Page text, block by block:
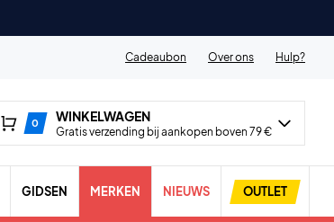
Cadeaubon Over ons Hulp?
0 WINKELWAGEN
Gratis verzending bij aankopen boven 79 €
GIDSEN MERKEN NIEUWS OUTLET